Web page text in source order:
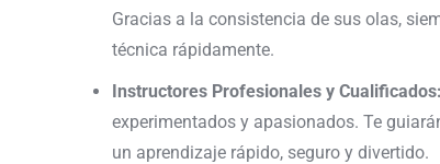
Gracias a la consistencia de sus olas,
técnica rápidamente.
Instructores Profesionales y Cualificados:
experimentados y apasionados. Te
un aprendizaje rápido, seguro y divertido.